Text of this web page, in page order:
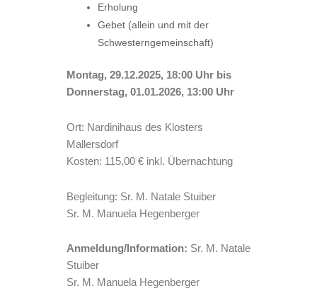
Erholung
Gebet (allein und mit der
Schwesterngemeinschaft)
Montag, 29.12.2025, 18:00 Uhr bis
Donnerstag, 01.01.2026, 13:00 Uhr
Ort: Nardinihaus des Klosters
Mallersdorf
Kosten: 115,00 € inkl. Übernachtung
Begleitung: Sr. M. Natale Stuiber
Sr. M. Manuela Hegenberger
Anmeldung/Information: Sr. M. Natale
Stuiber
Sr. M. Manuela Hegenberger